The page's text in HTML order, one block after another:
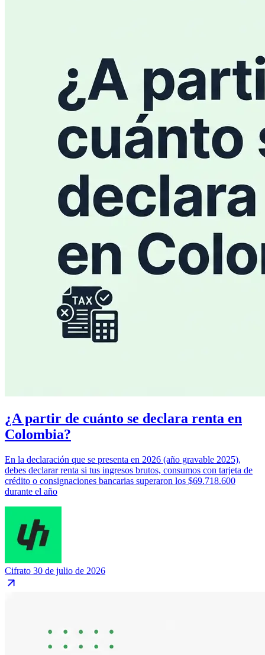
¿A partir de cuánto se declara renta en
Colombia?
En la declaración que se presenta en 2026 (año gravable 2025),
debes declarar renta si tus ingresos brutos, consumos con tarjeta de
crédito o consignaciones bancarias superaron los $69.718.600
durante el año
Cifrato 30 de julio de 2026